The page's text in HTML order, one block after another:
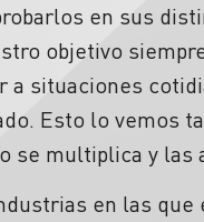
en sus
objetivo
a situaciones
Esto lo vemos
se multiplica y las
en las